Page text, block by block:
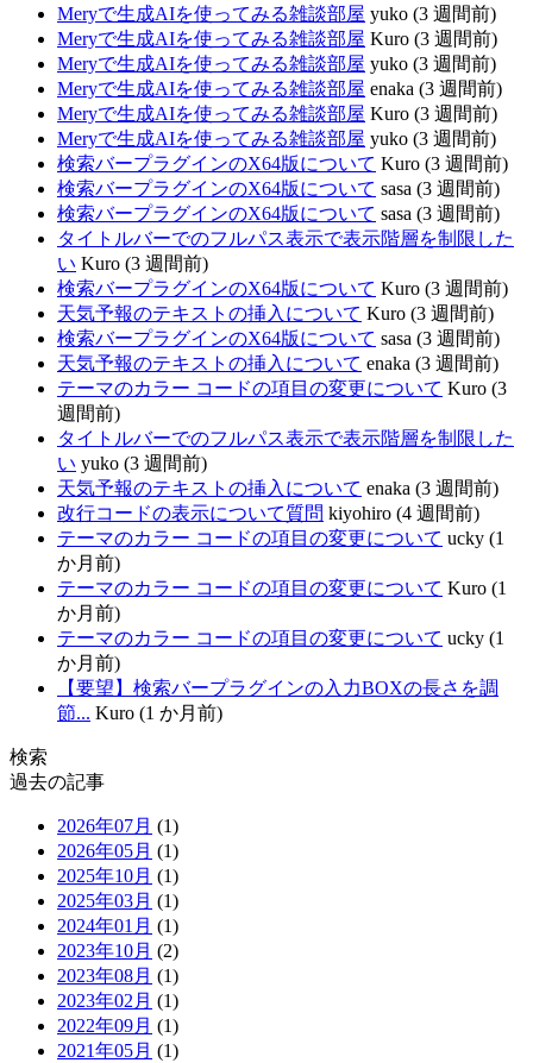
Meryで生成AIを使ってみる雑談部屋 yuko (3 週間前)
Meryで生成AIを使ってみる雑談部屋 Kuro (3 週間前)
Meryで生成AIを使ってみる雑談部屋 yuko (3 週間前)
Meryで生成AIを使ってみる雑談部屋 enaka (3 週間前)
Meryで生成AIを使ってみる雑談部屋 Kuro (3 週間前)
Meryで生成AIを使ってみる雑談部屋 yuko (3 週間前)
検索バープラグインのX64版について Kuro (3 週間前)
検索バープラグインのX64版について sasa (3 週間前)
検索バープラグインのX64版について sasa (3 週間前)
タイトルバーでのフルパス表示で表示階層を制限した
い Kuro (3 週間前)
検索バープラグインのX64版について Kuro (3 週間前)
天気予報のテキストの挿入について Kuro (3 週間前)
検索バープラグインのX64版について sasa (3 週間前)
天気予報のテキストの挿入について enaka (3 週間前)
テーマのカラー コードの項目の変更について Kuro (3
週間前)
タイトルバーでのフルパス表示で表示階層を制限した
い yuko (3 週間前)
天気予報のテキストの挿入について enaka (3 週間前)
改行コードの表示について質問 kiyohiro (4 週間前)
テーマのカラー コードの項目の変更について ucky (1
か月前)
テーマのカラー コードの項目の変更について Kuro (1
か月前)
テーマのカラー コードの項目の変更について ucky (1
か月前)
【要望】検索バープラグインの入力BOXの長さを調
節... Kuro (1 か月前)
検索
過去の記事
2026年07月 (1)
2026年05月 (1)
2025年10月 (1)
2025年03月 (1)
2024年01月 (1)
2023年10月 (2)
2023年08月 (1)
2023年02月 (1)
2022年09月 (1)
2021年05月 (1)